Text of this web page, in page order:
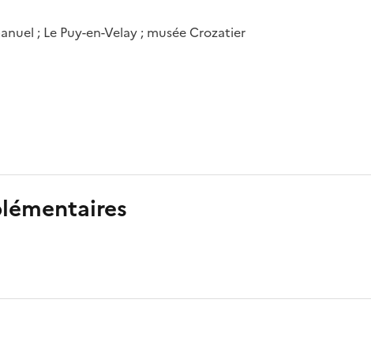
; Le Puy-en-Velay ; musée Crozatier